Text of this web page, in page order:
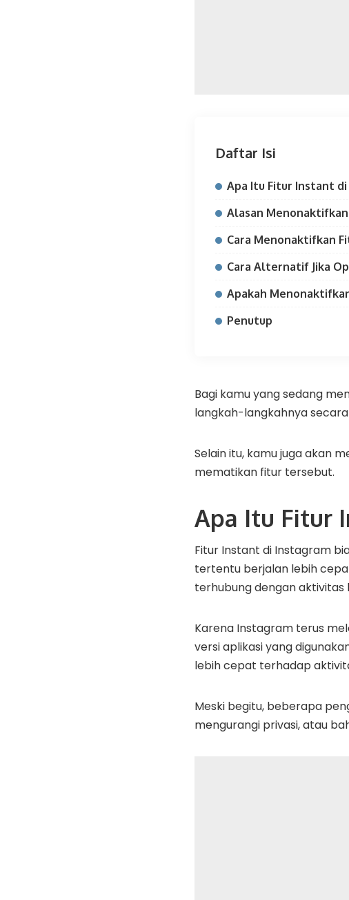
Daftar Isi
Apa Itu Fitur Instant di
Alasan
Cara Menonaktifkan
Cara Alternatif Jika
Apakah
Penutup
Bagi kamu yang sedang
langkah-langkahnya
Selain itu, kamu juga akan
mematikan fitur tersebut.
Apa Itu Fitur
Fitur Instant di Instagram
tertentu berjalan lebih
terhubung dengan aktivitas
Karena Instagram terus
versi aplikasi yang
lebih cepat terhadap
Meski begitu, beberapa
mengurangi privasi, atau